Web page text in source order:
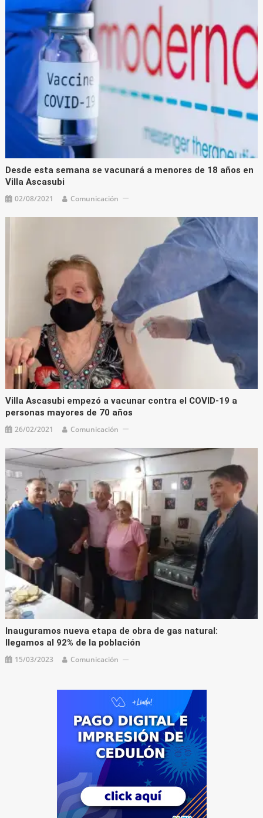
Desde esta semana se vacunará a menores de 18 años en
Villa Ascasubi
02/08/2021 Comunicación
Villa Ascasubi empezó a vacunar contra el COVID-19 a
personas mayores de 70 años
26/02/2021 Comunicación
Inauguramos nueva etapa de obra de gas natural:
llegamos al 92% de la población
15/03/2023 Comunicación